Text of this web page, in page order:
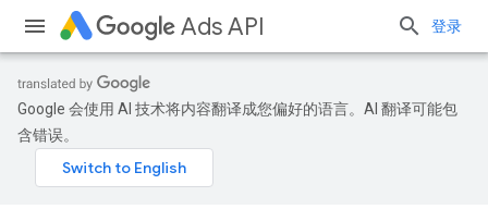
Ads API 登录
Google 会使用 AI 技术将内容翻译成您偏好的语言。AI 翻译可能包
含错误。